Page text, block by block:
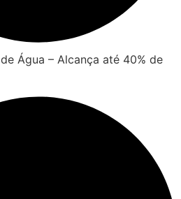
Água – Alcança até 40% de